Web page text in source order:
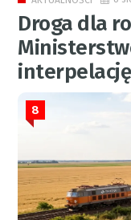
Droga dla
8